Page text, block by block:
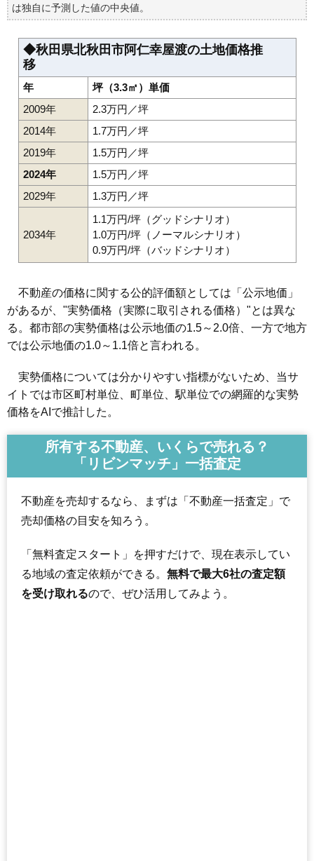
は独自に予測した値の中央値。
◆秋田県北秋田市阿仁幸屋渡の土地価格推
移
年
坪（3.3㎡）単価
2009年
2.3万円／坪
2014年
1.7万円／坪
2019年
1.5万円／坪
2024年
1.5万円／坪
2029年
1.3万円／坪
2034年
1.1万円/坪（グッドシナリオ）
1.0万円/坪（ノーマルシナリオ）
0.9万円/坪（バッドシナリオ）
不動産の価格に関する公的評価額としては「公示地価」
があるが、"実勢価格（実際に取引される価格）"とは異な
る。都市部の実勢価格は公示地価の1.5～2.0倍、一方で地方
では公示地価の1.0～1.1倍と言われる。
実勢価格については分かりやすい指標がないため、当サ
イトでは市区町村単位、町単位、駅単位での網羅的な実勢
価格をAIで推計した。
所有する不動産、いくらで売れる？
「リビンマッチ」一括査定
不動産を売却するなら、まずは「不動産一括査定」で
売却価格の目安を知ろう。
「無料査定スタート」を押すだけで、現在表示してい
る地域の査定依頼ができる。 無料で最大6社の査定額
を受け取れるので、ぜひ活用してみよう。